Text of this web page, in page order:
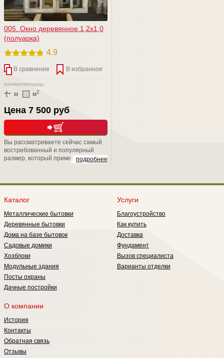
005. Окно деревянное 1,2х1,0
(полуарка)
4.9
В сравнение В избранное
размер:
м
площадь:
м2
Цена 7 500 руб
подробнее
Вы рассматриваете сейчас самый
востребованный и популярный
размер, который применяется при
в период массового строительства,
80-х годов. Потому что они имеют
теплосбережению они обладают
лучшим светопропусканием, т.е.
проем.
Каталог
Металлические бытовки
Деревянные бытовки
Дома на базе бытовок
Садовые домики
Хозблоки
Модульные здания
Посты охраны
Дачные постройки
Услуги
Благоустройство
Как купить
Доставка
Фундамент
Вызов специалиста
Варианты отделки
О компании
История
Контакты
Обратная связь
Отзывы